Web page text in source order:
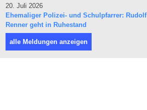
20. Juli 2026
Ehemaliger Polizei- und Schulpfarrer: Rudolf
Renner geht in Ruhestand
alle Meldungen anzeigen